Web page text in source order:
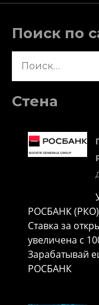
Поиск по
Стена
РОСБАНК (РКО)
Ставка за
увеличена с
Зарабатывай
РОСБАНК